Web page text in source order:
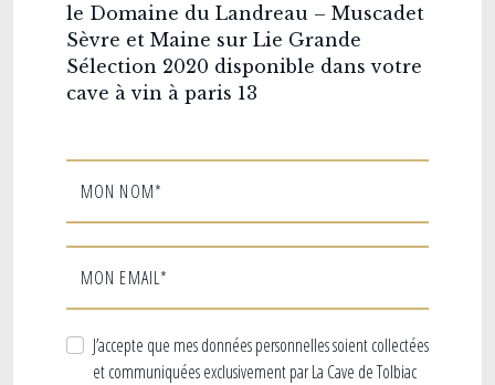
le Domaine du Landreau – Muscadet
Sèvre et Maine sur Lie Grande
Sélection 2020 disponible dans votre
cave à vin à paris 13
MON NOM*
MON EMAIL*
J’accepte que mes données personnelles soient collectées
et communiquées exclusivement par La Cave de Tolbiac